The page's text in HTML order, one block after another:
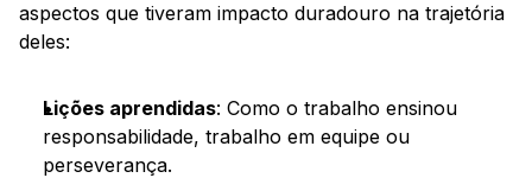
aspectos que tiveram impacto duradouro na trajetória
deles:
Lições aprendidas: Como o trabalho ensinou
responsabilidade, trabalho em equipe ou
perseverança.